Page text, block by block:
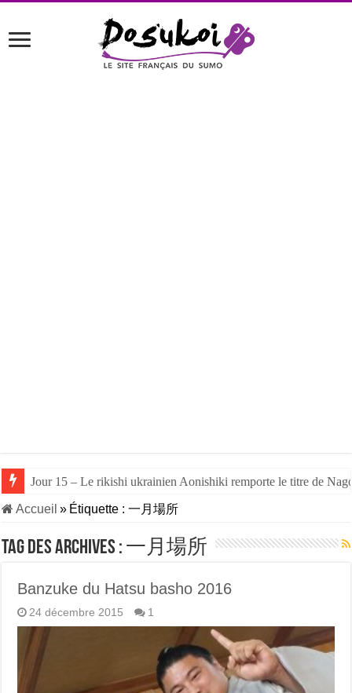
Jour 15 – Le rikishi ukrainien Aonishiki remporte le titre de
Accueil » Étiquette :一月場所
Tag des archives : 一月場所
Banzuke du Hatsu basho 2016
24 décembre 2015 1